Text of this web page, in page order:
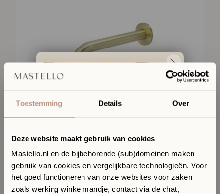
Toestemming Details Over
Deze website maakt gebruik van cookies
Mastello.nl en de bijbehorende (sub)domeinen maken
gebruik van cookies en vergelijkbare technologieën. Voor
het goed functioneren van onze websites voor zaken
zoals werking winkelmandje, contact via de chat,
Ervaar jouw toekomstige
badkamer in onze Sanitair